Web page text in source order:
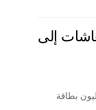
إلى
المصري من تنفيذ مشروع إحلال وتجديد بطاقات المعاشات البالغة 6.5 مليون بطاقة